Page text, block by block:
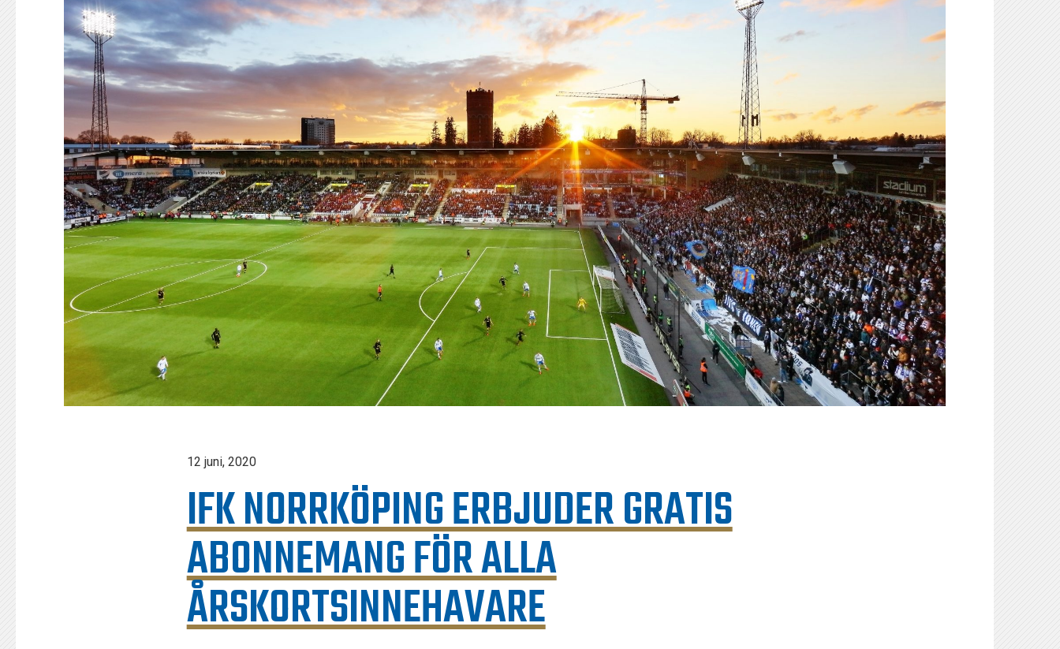
125-IFKARE
12 juni, 2020
IFK NORRKÖPING ERBJUDER GRATIS
ABONNEMANG FÖR ALLA
ÅRSKORTSINNEHAVARE